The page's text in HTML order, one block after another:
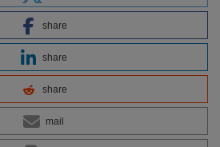
share
share
share
mail